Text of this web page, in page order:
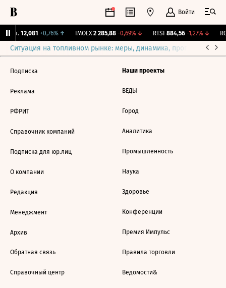
Войти
Бирж. 12,081 +0,76%↑ IMOEX 2 285,88 -0,69%↓ RTSI 884,56 -1,27%↓
Ситуация на топливном рынке: меры, динамика, прогнозы
Подписка
Реклама
РФРИТ
Справочник компаний
Подписка для юр.лиц
О компании
Редакция
Менеджмент
Архив
Обратная связь
Справочный центр
Наши проекты
ВЕДЫ
Город
Аналитика
Промышленность
Наука
Здоровье
Конференции
Премия Импульс
Правила торговли
Ведомости&